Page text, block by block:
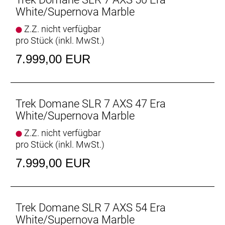
Vielseitige Reifenfreiheit
Ausgestattet ist es mit schnell rollenden 32 mm
breiten Reifen, aber dank der Reifenfreiheit bis 38-
mm-Reifen kannst du von glattem Asphalt bis
leichtem Schotter alles unter die Räder nehmen.
Dank im Unterrohr integriertem Staufach und
Aufnahmepunkten am Oberrohr hast du auf deinen
Ganztagestouren stets genug Stauraum zur
Verfügung.
Raffinierte Integration
Das Domane mit seiner verborgenen
nie dagewesene Integration aus.
White/Supernova Marble
Z.Z. nicht verfügbar
pro Stück (inkl. MwSt.)
7.999,00 EUR
Trek Domane SLR 7 AXS 47 Era
White/Supernova Marble
Z.Z. nicht verfügbar
pro Stück (inkl. MwSt.)
7.999,00 EUR
Trek Domane SLR 7 AXS 54 Era
White/Supernova Marble